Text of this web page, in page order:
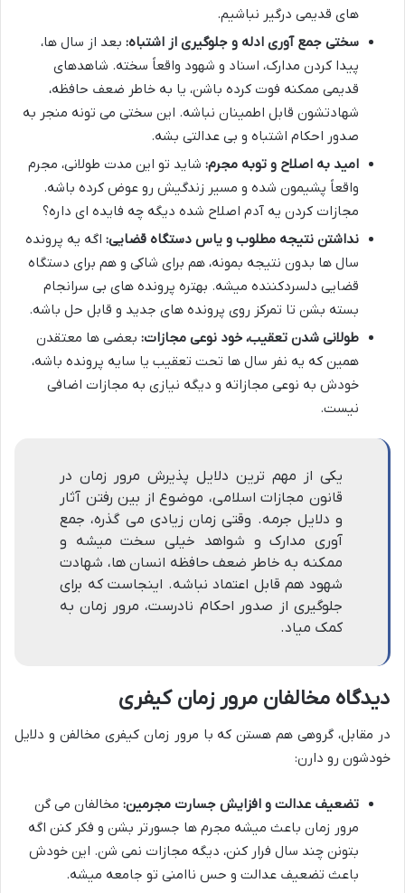
های قدیمی درگیر نباشیم.
سختی جمع آوری ادله و جلوگیری از اشتباه: بعد از سال ها،
پیدا کردن مدارک، اسناد و شهود واقعاً سخته. شاهدهای
قدیمی ممکنه فوت کرده باشن، یا به خاطر ضعف حافظه،
شهادتشون قابل اطمینان نباشه. این سختی می تونه منجر به
صدور احکام اشتباه و بی عدالتی بشه.
امید به اصلاح و توبه مجرم: شاید تو این مدت طولانی، مجرم
واقعاً پشیمون شده و مسیر زندگیش رو عوض کرده باشه.
مجازات کردن یه آدم اصلاح شده دیگه چه فایده ای داره؟
نداشتن نتیجه مطلوب و یاس دستگاه قضایی: اگه یه پرونده
سال ها بدون نتیجه بمونه، هم برای شاکی و هم برای دستگاه
قضایی دلسردکننده میشه. بهتره پرونده های بی سرانجام
بسته بشن تا تمرکز روی پرونده های جدید و قابل حل باشه.
طولانی شدن تعقیب، خود نوعی مجازات: بعضی ها معتقدن
همین که یه نفر سال ها تحت تعقیب یا سایه پرونده باشه،
خودش به نوعی مجازاته و دیگه نیازی به مجازات اضافی
نیست.
یکی از مهم ترین دلایل پذیرش مرور زمان در
قانون مجازات اسلامی، موضوع از بین رفتن آثار
و دلایل جرمه. وقتی زمان زیادی می گذره، جمع
آوری مدارک و شواهد خیلی سخت میشه و
ممکنه به خاطر ضعف حافظه انسان ها، شهادت
شهود هم قابل اعتماد نباشه. اینجاست که برای
جلوگیری از صدور احکام نادرست، مرور زمان به
کمک میاد.
دیدگاه مخالفان مرور زمان کیفری
در مقابل، گروهی هم هستن که با مرور زمان کیفری مخالفن و دلایل
خودشون رو دارن:
تضعیف عدالت و افزایش جسارت مجرمین: مخالفان می گن
مرور زمان باعث میشه مجرم ها جسورتر بشن و فکر کنن اگه
بتونن چند سال فرار کنن، دیگه مجازات نمی شن. این خودش
باعث تضعیف عدالت و حس ناامنی تو جامعه میشه.